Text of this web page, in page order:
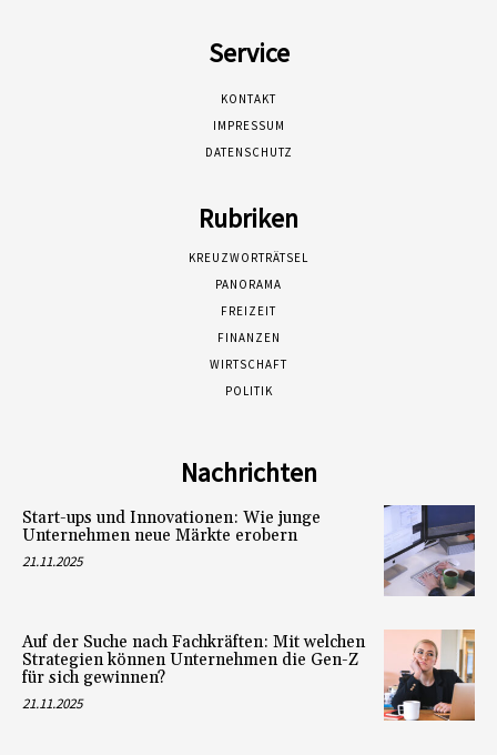
Service
KONTAKT
IMPRESSUM
DATENSCHUTZ
Rubriken
KREUZWORTRÄTSEL
PANORAMA
FREIZEIT
FINANZEN
WIRTSCHAFT
POLITIK
Nachrichten
Start-ups und Innovationen: Wie junge
Unternehmen neue Märkte erobern
21.11.2025
Auf der Suche nach Fachkräften: Mit welchen
Strategien können Unternehmen die Gen-Z
für sich gewinnen?
21.11.2025